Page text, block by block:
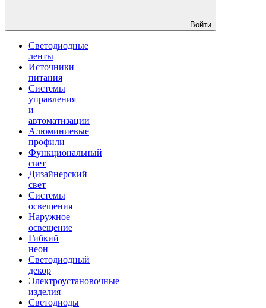
Войти
Светодиодные
ленты
Источники
питания
Системы
управления
и
автоматизации
Алюминиевые
профили
Функциональный
свет
Дизайнерский
свет
Системы
освещения
Наружное
освещение
Гибкий
неон
Светодиодный
декор
Электроустановочные
изделия
Светодиоды